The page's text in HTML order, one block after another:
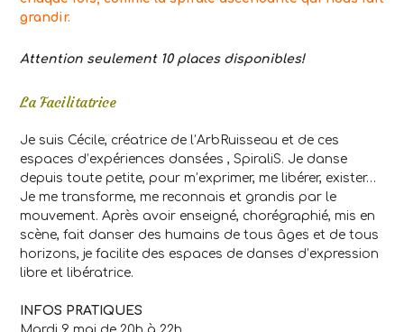
grandir.
Attention seulement 10 places disponibles!
La Facilitatrice
Je suis Cécile, créatrice de l’ArbRuisseau et de ces
espaces d’expériences dansées , SpiraliS. Je danse
depuis toute petite, pour m’exprimer, me libérer, exister…
Je me transforme, me reconnais et grandis par le
mouvement. Après avoir enseigné, chorégraphié, mis en
scène, fait danser des humains de tous âges et de tous
horizons, je facilite des espaces de danses d’expression
libre et libératrice.
INFOS PRATIQUES